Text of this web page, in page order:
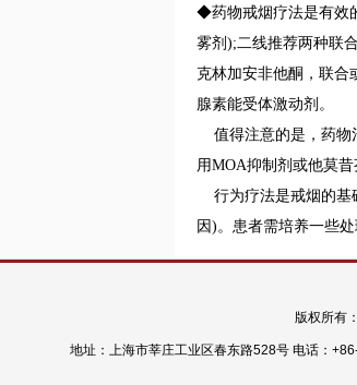
◆药物戒烟疗法是有效
雾剂);二线推荐两种联
克林加安非他酮，联合
腺素能受体激动剂。
值得注意的是，药物
用MOA抑制剂或他莫
行为疗法是戒烟的基
因)。患者需培养一些
版权所有
地址：上海市莘庄工业区春东路528号 电话：